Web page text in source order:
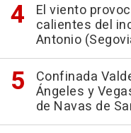
El viento
calientes del
Antonio
Confinada
Ángeles y
de Navas de